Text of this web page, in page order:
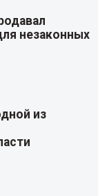
незаконных
из